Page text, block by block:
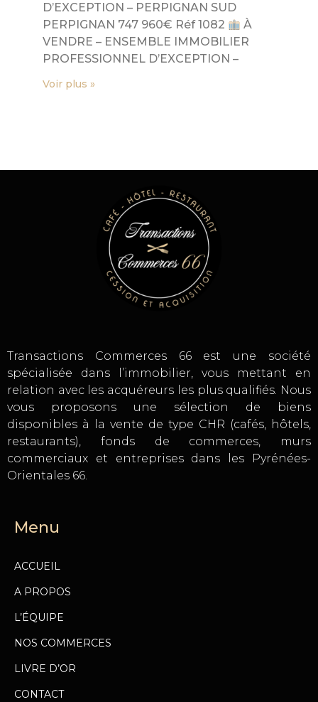
D’EXCEPTION – PERPIGNAN SUD
PERPIGNAN 747 960€ Réf 1082
À
VENDRE – ENSEMBLE IMMOBILIER
PROFESSIONNEL D’EXCEPTION –
Voir plus »
Transactions Commerces 66 est une société
spécialisée dans l’immobilier, vous mettant en
relation avec les acquéreurs les plus qualifiés. Nous
vous proposons une sélection de biens
disponibles à la vente de type CHR (cafés, hôtels,
restaurants), fonds de commerces, murs
commerciaux et entreprises dans les Pyrénées-
Orientales 66.
Menu
ACCUEIL
A PROPOS
L’ÉQUIPE
NOS COMMERCES
LIVRE D’OR
CONTACT